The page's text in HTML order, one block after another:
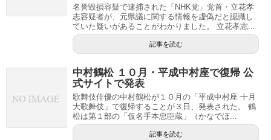
名誉毀損容疑で逮捕された「NHK党」党首・立花孝
志容疑者が、元県議に関する情報を虚偽だと認識し
ていた疑いがあることがわかりました。 立花孝志...
記事を読む
中村鶴松 １０月・平成中村座で復帰 公
式サイトで発表
歌舞伎俳優の中村鶴松が１０月の「平成中村座 十月
大歌舞伎」で復帰することが３日、発表された。 鶴
松は第１部の「仮名手本忠臣蔵」（かなでほ...
記事を読む